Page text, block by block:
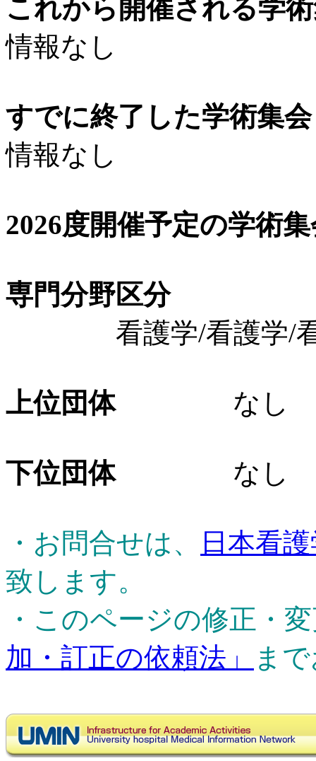
これから開催される学
情報なし
すでに終了した学術集
情報なし
2026度開催予定の学術
専門分野区分
看護学/看護学/看
上位団体なし
下位団体なし
・お問合せは、
日本看
致します。
・このページの修正・
加・訂正の依頼法」
ま